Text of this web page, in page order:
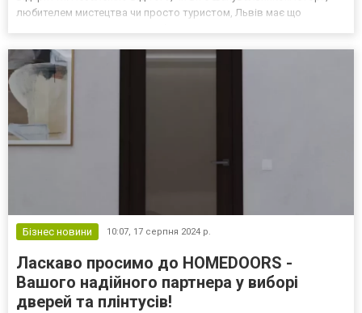
любителем мистецтва чи просто туристом, Львів має що
Бізнес новини 10:07, 17 серпня 2024 р.
Ласкаво просимо до HOMEDOORS -
Вашого надійного партнера у виборі
дверей та плінтусів!